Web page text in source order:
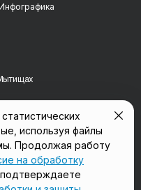
используя файлы
Продолжая работу
на обработку
подтверждаете